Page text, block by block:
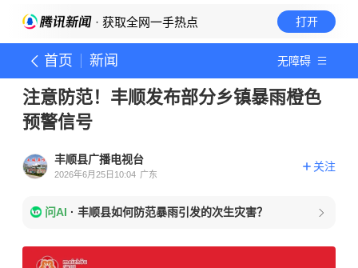
· 获取全网一手热点 打开
首页 新闻 无障碍
注意防范！丰顺发布部分乡镇暴雨橙色
预警信号
丰顺县广播电视台
2026年6月25日10:04 广东
关注
问AI · 丰顺县如何防范暴雨引发的次生灾害？